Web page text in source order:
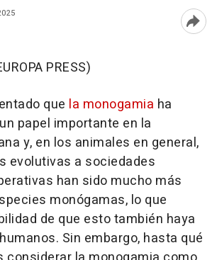
PRESS)
que la monogamia ha
papel importante en la
y, en los animales en general,
evolutivas a sociedades
han sido mucho más
monógamas, lo que
de que esto también haya
Sin embargo, hasta qué